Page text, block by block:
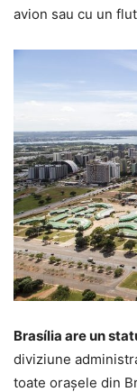
avion sau cu un
Brasília are un
diviziune
toate orașele din